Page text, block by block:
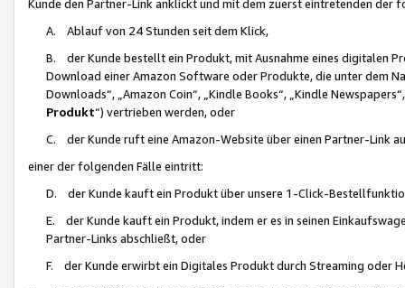
Kunde den Partner-Link anklickt und mit dem zuerst eintretenden der
A. Ablauf von 24 Stunden seit dem Klick,
B. der Kunde bestellt ein Produkt, mit Ausnahme eines digitalen
Download einer Amazon Software oder Produkte, die unter dem
Downloads“, „Amazon Coin“, „Kindle Books“, „Kindle
Produkt“) vertrieben werden, oder
C. der Kunde ruft eine Amazon-Website über einen Partner-Link
einer der folgenden Fälle eintritt:
D. der Kunde kauft ein Produkt über unsere 1-Click-
E. der Kunde kauft ein Produkt, indem er es in seinen
Partner-Links abschließt, oder
F. der Kunde erwirbt ein Digitales Produkt durch Streaming oder